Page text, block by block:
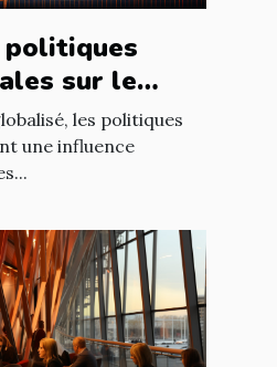
politiques
sur le
les politiques
une influence